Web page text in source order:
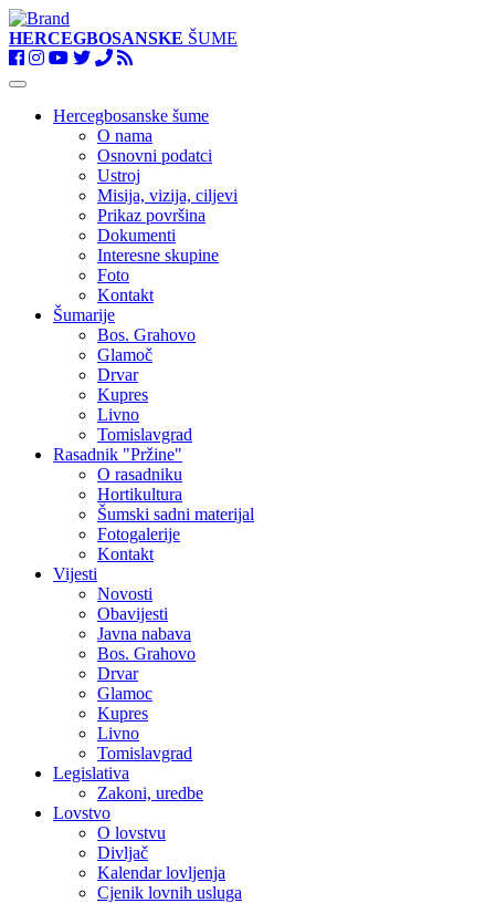
HERCEGBOSANSKE ŠUME
Toggle
navigationHercegbosanske šume
O nama
Osnovni podatci
Ustroj
Misija, vizija, ciljevi
Prikaz površina
Dokumenti
Interesne skupine
Foto
Kontakt
Šumarije
Bos. Grahovo
Glamoč
Drvar
Kupres
Livno
Tomislavgrad
Rasadnik "Pržine"
O rasadniku
Hortikultura
Šumski sadni materijal
Fotogalerije
Kontakt
Vijesti
Novosti
Obavijesti
Javna nabava
Bos. Grahovo
Drvar
Glamoc
Kupres
Livno
Tomislavgrad
Legislativa
Zakoni, uredbe
Lovstvo
O lovstvu
Divljač
Kalendar lovljenja
Cjenik lovnih usluga